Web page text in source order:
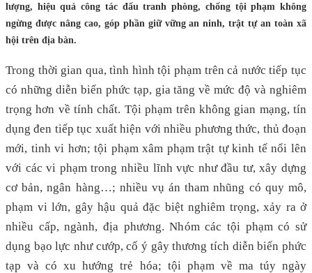
lượng, hiệu quả công tác đấu tranh phòng, chống tội phạm không
ngừng được nâng cao, góp phần giữ vững an ninh, trật tự an toàn xã
hội trên địa bàn.
Trong thời gian qua, tình hình tội phạm trên cả nước tiếp tục
có những diễn biến phức tạp, gia tăng về mức độ và nghiêm
trọng hơn về tính chất. Tội phạm trên không gian mạng, tín
dụng đen tiếp tục xuất hiện với nhiều phương thức, thủ đoạn
mới, tinh vi hơn; tội phạm xâm phạm trật tự kinh tế nổi lên
với các vi phạm trong nhiều lĩnh vực như đầu tư, xây dựng
cơ bản, ngân hàng…; nhiều vụ án tham nhũng có quy mô,
phạm vi lớn, gây hậu quả đặc biệt nghiêm trọng, xảy ra ở
nhiều cấp, ngành, địa phương. Nhóm các tội phạm có sử
dụng bạo lực như cướp, cố ý gây thương tích diễn biến phức
tạp và có xu hướng trẻ hóa; tội phạm về ma túy ngày